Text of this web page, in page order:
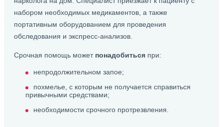
набором необходимых медикаментов, а также
портативным оборудованием для проведения
обследования и экспресс-анализов.
Срочная помощь может понадобиться при:
непродолжительном запое;
похмелье, с которым не получается справиться
привычными средствами;
необходимости срочного протрезвления.